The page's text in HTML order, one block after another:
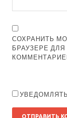
СОХРАНИТЬ
БРАУЗЕРЕ